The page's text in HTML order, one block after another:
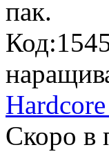
пак.
Скоро в